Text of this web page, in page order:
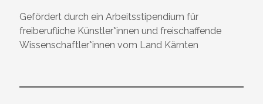
Gefördert durch ein Arbeitsstipendium für
freiberufliche Künstler*innen und freischaffende
Wissenschaftler*innen vom Land Kärnten